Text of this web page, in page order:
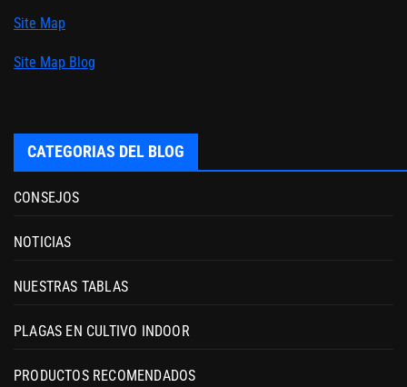
Site Map
Site Map Blog
CATEGORIAS DEL BLOG
CONSEJOS
NOTICIAS
NUESTRAS TABLAS
PLAGAS EN CULTIVO INDOOR
PRODUCTOS RECOMENDADOS